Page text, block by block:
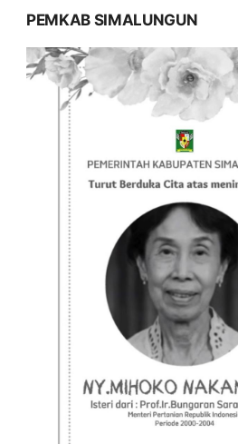
PEMKAB SIMALUNGUN